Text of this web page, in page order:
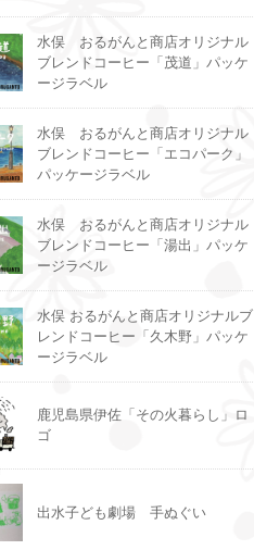
水俣 おるがんと商店オリジナル
ブレンドコーヒー「茂道」パッケ
ージラベル
水俣 おるがんと商店オリジナル
ブレンドコーヒー「エコパーク」
パッケージラベル
水俣 おるがんと商店オリジナル
ブレンドコーヒー「湯出」パッケ
ージラベル
水俣 おるがんと商店オリジナルブ
レンドコーヒー「久木野」パッケ
ージラベル
鹿児島県伊佐「その火暮らし」ロ
ゴ
出水子ども劇場 手ぬぐい